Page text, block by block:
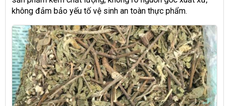
không đảm bảo yếu tố vệ sinh an toàn thực phẩm.